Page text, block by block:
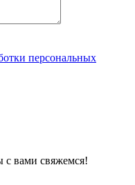
персональных
вами свяжемся!